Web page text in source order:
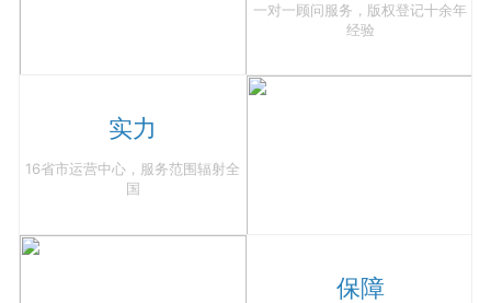
一对一顾问服务，版权登记十余年
经验
实力
16省市运营中心，服务范围辐射全
国
保障